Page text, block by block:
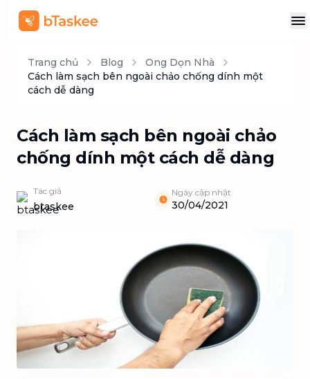
Trang chủ Blog
Ong Dọn Nhà
Cách làm sạch bên ngoài chảo chống dính một
cách dễ dàng
Cách làm sạch bên ngoài chảo
chống dính một cách dễ dàng
Tác giả
btaskee
Ngày cập nhật
30/04/2021